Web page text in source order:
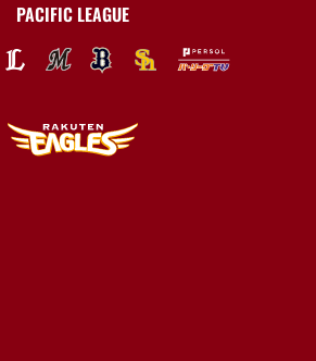
PACIFIC LEAGUE